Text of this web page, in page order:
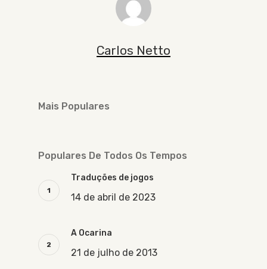
Carlos Netto
Mais Populares
Populares De Todos Os Tempos
Traduções de jogos
14 de abril de 2023
A Ocarina
21 de julho de 2013